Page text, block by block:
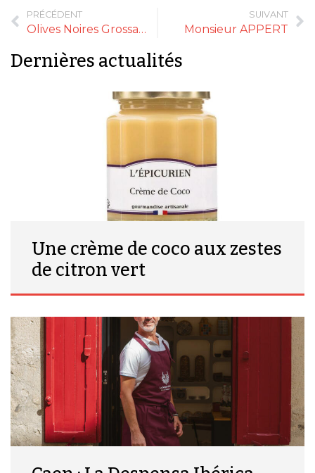
PRÉCÉDENT
Olives Noires Grossanes piquées, au sel de Camargue
SUIVANT
Monsieur APPERT
Dernières actualités
Une crème de coco aux zestes
de citron vert